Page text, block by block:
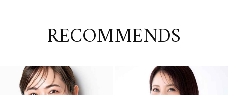
RECOMMENDS